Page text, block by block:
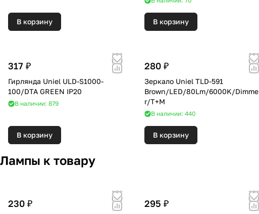
В корзину В корзину
317 ₽
Гирлянда Uniel ULD-S1000-
100/DTA GREEN IP20
В наличии: 879
В корзину
280 ₽
Зеркало Uniel TLD-591
Brown/LED/80Lm/6000K/Dimme
r/T+M
В наличии: 440
В корзину
Лампы к товару
230 ₽ 295 ₽